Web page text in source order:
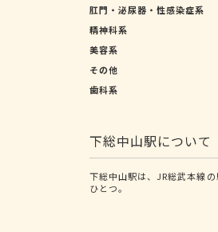
肛門・泌尿器・性感染症系
精神科系
美容系
その他
歯科系
下総中山駅について
下総中山駅は、JR総武本線
ひとつ。